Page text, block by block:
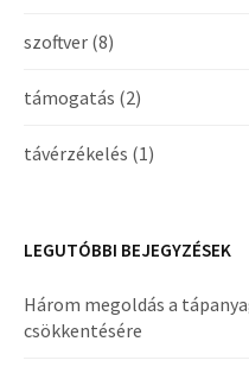
szoftver (8)
támogatás (2)
távérzékelés (1)
LEGUTÓBBI BEJEGYZÉSEK
Három megoldás a
csökkentésére